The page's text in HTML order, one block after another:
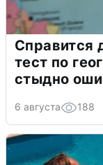
Справится
тест по
стыдно
6 августа 188